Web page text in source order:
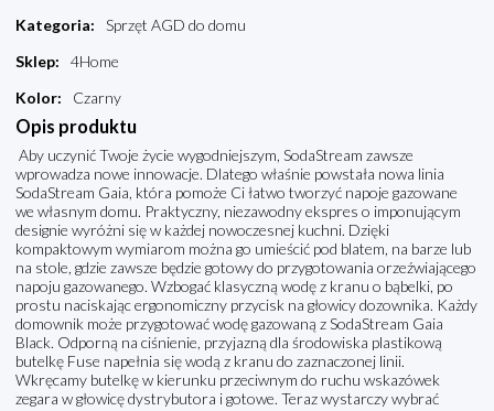
Kategoria:
Sprzęt AGD do domu
Sklep:
4Home
Kolor: Czarny
Opis produktu
Aby uczynić Twoje życie wygodniejszym, SodaStream zawsze
wprowadza nowe innowacje. Dlatego właśnie powstała nowa linia
SodaStream Gaia, która pomoże Ci łatwo tworzyć napoje gazowane
we własnym domu. Praktyczny, niezawodny ekspres o imponującym
designie wyróżni się w każdej nowoczesnej kuchni. Dzięki
kompaktowym wymiarom można go umieścić pod blatem, na barze lub
na stole, gdzie zawsze będzie gotowy do przygotowania orzeźwiającego
napoju gazowanego. Wzbogać klasyczną wodę z kranu o bąbelki, po
prostu naciskając ergonomiczny przycisk na głowicy dozownika. Każdy
domownik może przygotować wodę gazowaną z SodaStream Gaia
Black. Odporną na ciśnienie, przyjazną dla środowiska plastikową
butelkę Fuse napełnia się wodą z kranu do zaznaczonej linii.
Wkręcamy butelkę w kierunku przeciwnym do ruchu wskazówek
zegara w głowicę dystrybutora i gotowe. Teraz wystarczy wybrać